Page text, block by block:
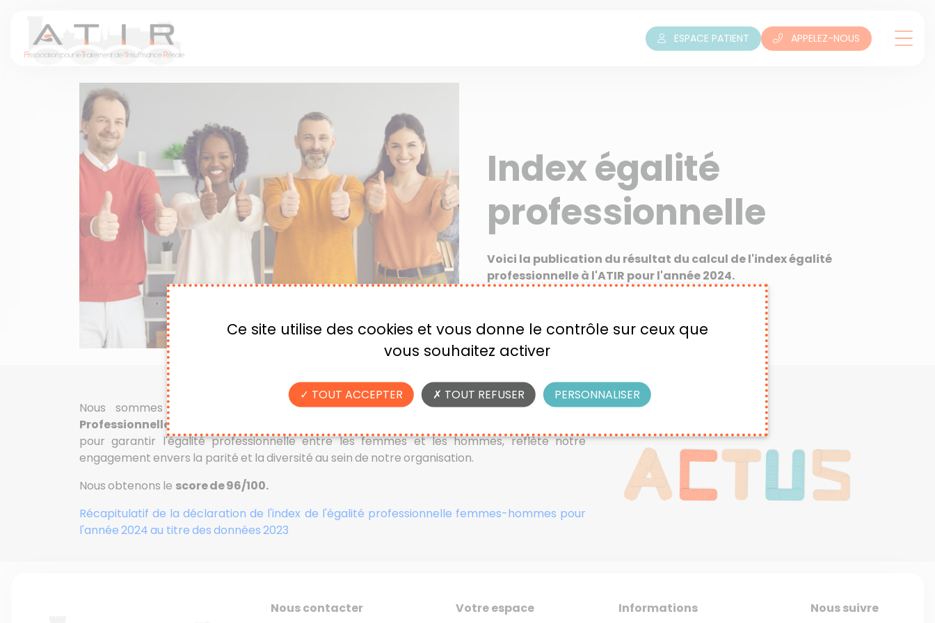
ESPACE PATIENT APPELEZ-NOUS
Index égalité
professionnelle
Voici la publication du résultat du calcul de l'index égalité
professionnelle à l'ATIR pour l'année 2024.
Nous sommes heureux de partager avec vous les résultats de l'Index d'Égalité
Professionnelle
pour garantir l'égalité professionnelle entre les femmes et les hommes, reflète notre
engagement envers la parité et la diversité au sein de notre organisation.
Nous obtenons le score de 96/100.
Récapitulatif de la déclaration de l'index de l'égalité professionnelle femmes-hommes pour
l'année 2024 au titre des données 2023
Nous contacter
Votre espace
Informations
Nous suivre
Ce site utilise des cookies et vous donne le contrôle sur ceux que
vous souhaitez activer
TOUT ACCEPTER TOUT REFUSER PERSONNALISER